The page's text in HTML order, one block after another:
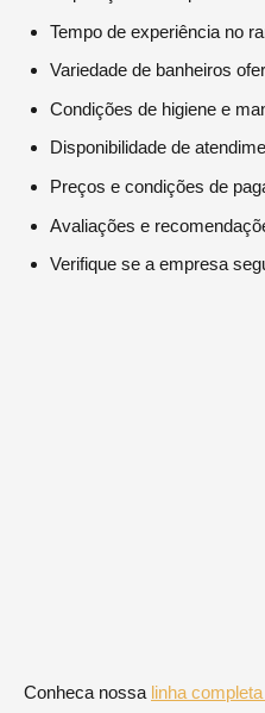
Tempo de experiência no
Variedade de banheiros
Condições de higiene e
Disponibilidade de
Preços e condições de
Avaliações e
Verifique se a empresa
Conheca nossa linha